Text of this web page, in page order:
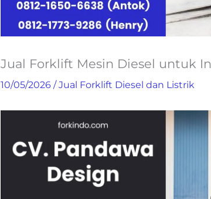
Jual Forklift Mesin Diesel untuk
10/05/2026 /Jual Forklift Diesel dan Listrik